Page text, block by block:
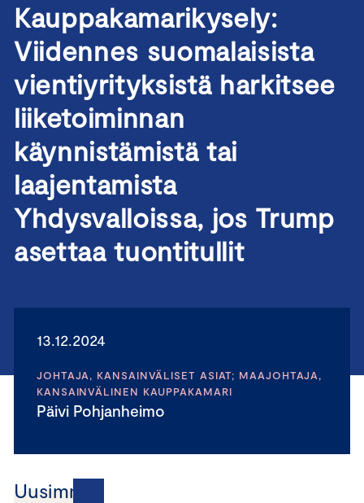
Kauppakamarikysely:
Viidennes suomalaisista
vientiyrityksistä harkitsee
liiketoiminnan
käynnistämistä tai
laajentamista
Yhdysvalloissa, jos Trump
asettaa tuontitullit
13.12.2024
JOHTAJA, KANSAINVÄLISET ASIAT; MAAJOHTAJA,
KANSAINVÄLINEN KAUPPAKAMARI
Päivi Pohjanheimo
Uusimmat